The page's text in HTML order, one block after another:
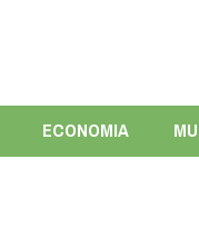
ECONOMIA